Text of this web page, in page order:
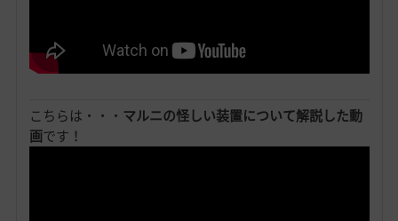
こちらは・・・ マルニの怪しい装置について解説した動
画です！